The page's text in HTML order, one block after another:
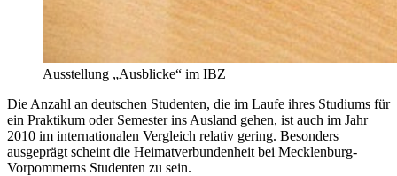
Ausstellung „Ausblicke“ im IBZ
Die Anzahl an deutschen Studenten, die im Laufe ihres Studiums für
ein Praktikum oder Semester ins Ausland gehen, ist auch im Jahr
2010 im internationalen Vergleich relativ gering. Besonders
ausgeprägt scheint die Heimatverbundenheit bei Mecklenburg-
Vorpommerns Studenten zu sein.